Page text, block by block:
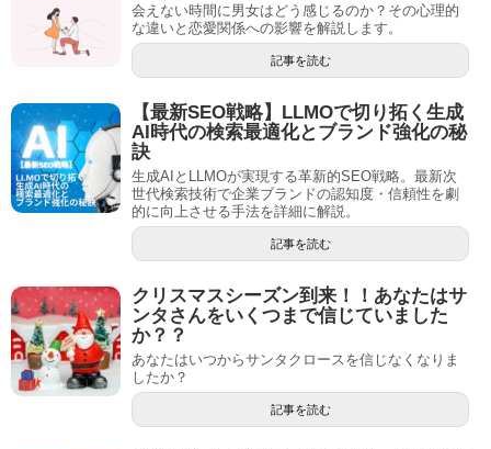
会えない時間に男女はどう感じるのか？その心理的
な違いと恋愛関係への影響を解説します。
記事を読む
【最新SEO戦略】LLMOで切り拓く生成
AI時代の検索最適化とブランド強化の秘
訣
生成AIとLLMOが実現する革新的SEO戦略。最新次
世代検索技術で企業ブランドの認知度・信頼性を劇
的に向上させる手法を詳細に解説。
記事を読む
クリスマスシーズン到来！！あなたはサ
ンタさんをいくつまで信じていました
か？？
あなたはいつからサンタクロースを信じなくなりま
したか？
記事を読む